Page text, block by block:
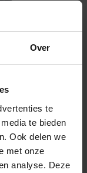
Over
te
te bieden
Ook delen we
met onze
analyse. Deze
– Animal